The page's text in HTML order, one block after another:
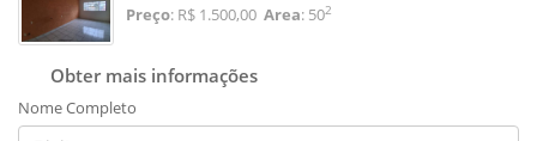
Preço: R$ 1.500,00 Area: 502
Obter mais informações
Nome Completo